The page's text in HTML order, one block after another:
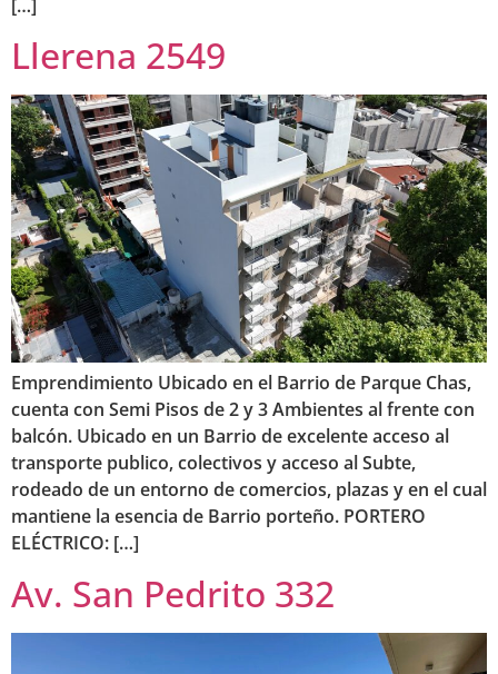
[…]
Llerena 2549
Emprendimiento Ubicado en el Barrio de Parque Chas,
cuenta con Semi Pisos de 2 y 3 Ambientes al frente con
balcón. Ubicado en un Barrio de excelente acceso al
transporte publico, colectivos y acceso al Subte,
rodeado de un entorno de comercios, plazas y en el cual
mantiene la esencia de Barrio porteño. PORTERO
ELÉCTRICO: […]
Av. San Pedrito 332